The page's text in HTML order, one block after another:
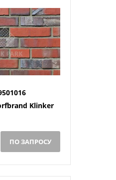
Klinker
ПО ЗАПРОСУ